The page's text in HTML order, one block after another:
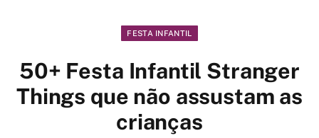
FESTA INFANTIL
50+ Festa Infantil Stranger
Things que não assustam as
crianças